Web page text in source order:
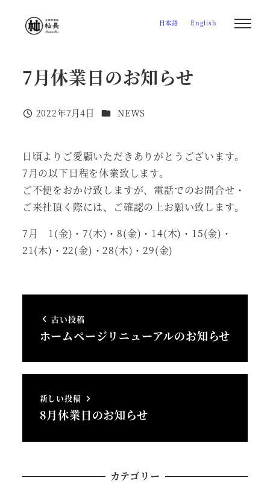
日本語 English
7月休業日のお知らせ
投稿日
2022年7月4日 カテゴリー
NEWS
日頃よりご愛顧いただきありがとうございます。
7月の以下日程を休業致します。
ご不便をおかけ致しますが、電話でのお問合せ・
ご来社頂く際には、ご確認の上お願い致します。
7月 1(金)・7(木)・8(金)・14(木)・15(金)・
21(木)・22(金)・28(木)・29(金)
古い投稿
ホームページリニューアルのお知らせ
新しい投稿
8月休業日のお知らせ
カテゴリー